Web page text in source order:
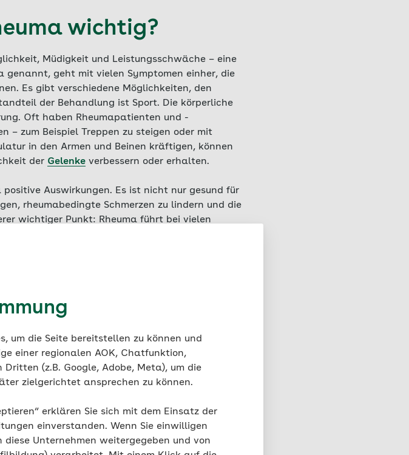
um die Seite bereitstellen zu können und
einer regionalen AOK, Chatfunktion,
(z.B. Google, Adobe, Meta), um die
zielgerichtet ansprechen zu können.
erklären Sie sich mit dem Einsatz der
einverstanden. Wenn Sie einwilligen
Unternehmen weitergegeben und von
wichtig?
Müdigkeit und Leistungsschwäche – eine
genannt, geht mit vielen Symptomen einher, die
Es gibt verschiedene Möglichkeiten, den
der Behandlung ist Sport. Die körperliche
Oft haben Rheumapatienten und -
zum Beispiel Treppen zu steigen oder mit
in den Armen und Beinen kräftigen, können
der Gelenke verbessern oder erhalten.
positive Auswirkungen. Es ist nicht nur gesund für
rheumabedingte Schmerzen zu lindern und die
wichtiger Punkt: Rheuma führt bei vielen
sind, rascher ermüden und sich schlechter
– regelmäßige körperliche Aktivität ist ein
Untersuchungen zeigen, dass Menschen mit
fühlen und mehr Lebensqualität erfahren.
geeignet?
betreiben, der ihre Gelenke nicht zu stark
Sportarten sind: